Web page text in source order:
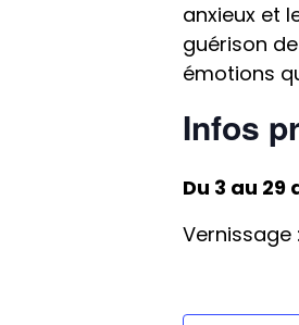
anxieux et
guérison
émotions
Infos
Du 3 au 29
Vernissage